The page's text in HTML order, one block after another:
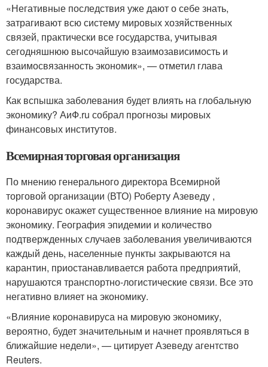
«Негативные последствия уже дают о себе знать,
затрагивают всю систему мировых хозяйственных
связей, практически все государства, учитывая
сегодняшнюю высочайшую взаимозависимость и
взаимосвязанность экономик», — отметил глава
государства.
Как вспышка заболевания будет влиять на глобальную
экономику? АиФ.ru собрал прогнозы мировых
финансовых институтов.
Всемирная торговая организация
По мнению генерального директора Всемирной
торговой организации (ВТО) Роберту Азеведу ,
коронавирус окажет существенное влияние на мировую
экономику. География эпидемии и количество
подтвержденных случаев заболевания увеличиваются
каждый день, населенные пункты закрываются на
карантин, приостанавливается работа предприятий,
нарушаются транспортно-логистические связи. Все это
негативно влияет на экономику.
«Влияние коронавируса на мировую экономику,
вероятно, будет значительным и начнет проявляться в
ближайшие недели», — цитирует Азеведу агентство
Reuters.